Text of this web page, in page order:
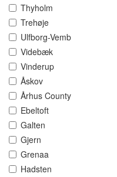
Thyholm
Trehøje
Ulfborg-Vemb
Videbæk
Vinderup
Åskov
Århus County
Ebeltoft
Galten
Gjern
Grenaa
Hadsten